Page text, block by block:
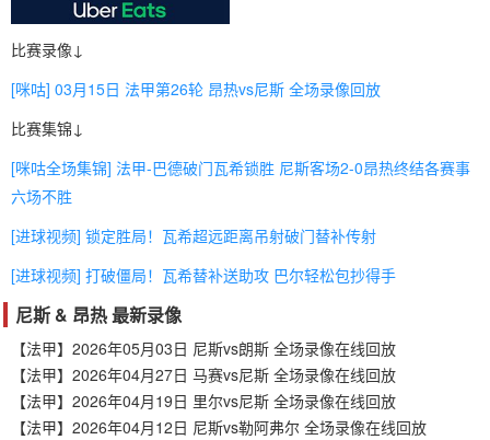
比赛录像↓
[咪咕] 03月15日 法甲第26轮 昂热vs尼斯 全场录像回放
比赛集锦↓
[咪咕全场集锦] 法甲-巴德破门瓦希锁胜 尼斯客场2-0昂热终结各赛事
六场不胜
[进球视频] 锁定胜局！瓦希超远距离吊射破门替补传射
[进球视频] 打破僵局！瓦希替补送助攻 巴尔轻松包抄得手
尼斯 & 昂热 最新录像
【法甲】2026年05月03日 尼斯vs朗斯 全场录像在线回放
【法甲】2026年04月27日 马赛vs尼斯 全场录像在线回放
【法甲】2026年04月19日 里尔vs尼斯 全场录像在线回放
【法甲】2026年04月12日 尼斯vs勒阿弗尔 全场录像在线回放